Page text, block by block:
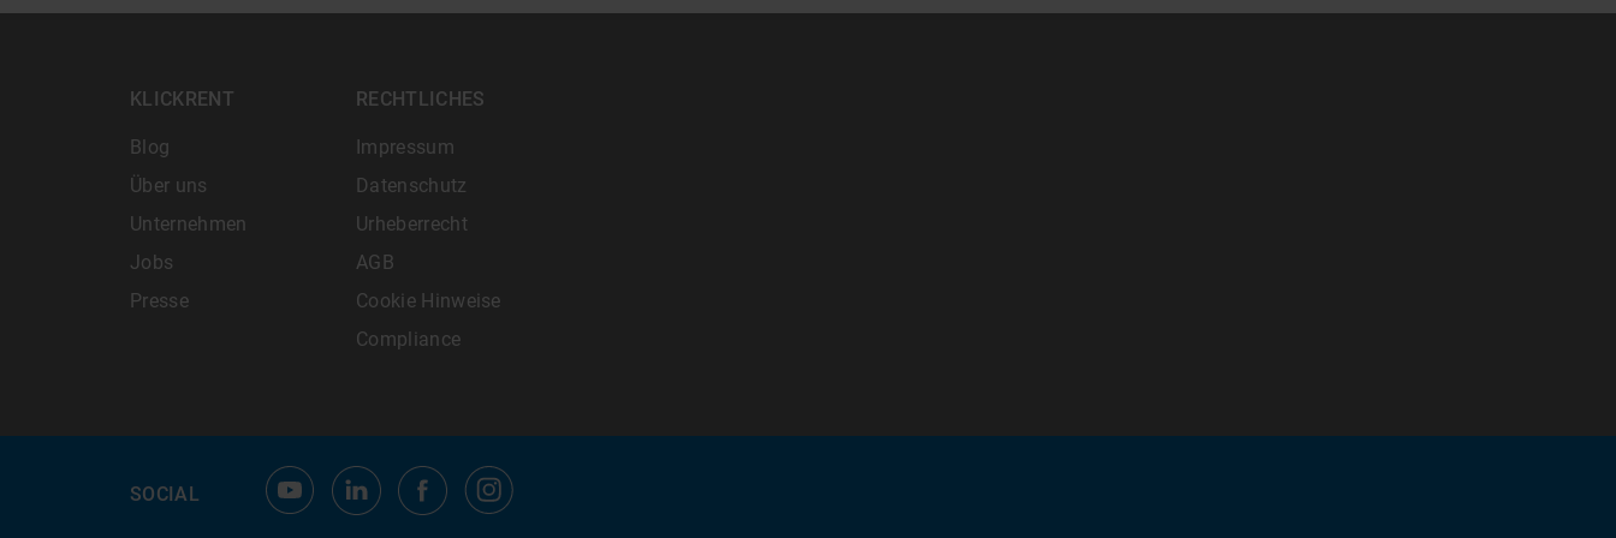
KLICKRENT
Blog
Über uns
Unternehmen
Jobs
Presse
RECHTLICHES
Impressum
Datenschutz
Urheberrecht
AGB
Cookie Hinweise
Compliance
SOCIAL